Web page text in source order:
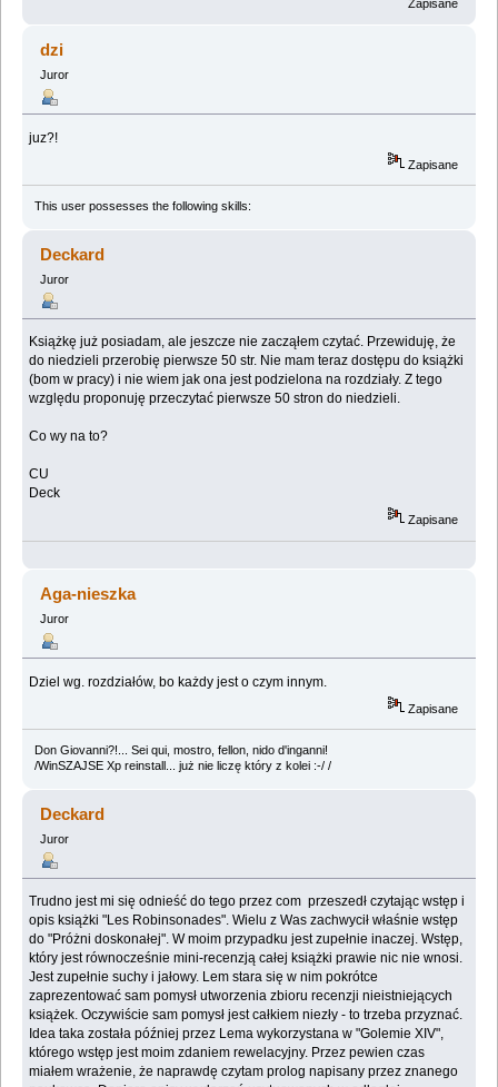
Zapisane
dzi
Juror
juz?!
Zapisane
This user possesses the following skills:
Deckard
Juror
Książkę już posiadam, ale jeszcze nie zacząłem czytać. Przewiduję, że
do niedzieli przerobię pierwsze 50 str. Nie mam teraz dostępu do książki
(bom w pracy) i nie wiem jak ona jest podzielona na rozdziały. Z tego
względu proponuję przeczytać pierwsze 50 stron do niedzieli.
Co wy na to?
CU
Deck
Zapisane
Aga-nieszka
Juror
Dziel wg. rozdziałów, bo każdy jest o czym innym.
Zapisane
Don Giovanni?!... Sei qui, mostro, fellon, nido d'inganni!
/WinSZAJSE Xp reinstall... już nie liczę który z kolei :-/ /
Deckard
Juror
Trudno jest mi się odnieść do tego przez com przeszedł czytając wstęp i
opis książki "Les Robinsonades". Wielu z Was zachwycił właśnie wstęp
do "Próżni doskonałej". W moim przypadku jest zupełnie inaczej. Wstęp,
który jest równocześnie mini-recenzją całej książki prawie nic nie wnosi.
Jest zupełnie suchy i jałowy. Lem stara się w nim pokrótce
zaprezentować sam pomysł utworzenia zbioru recenzji nieistniejących
książek. Oczywiście sam pomysł jest całkiem niezły - to trzeba przyznać.
Idea taka została później przez Lema wykorzystana w "Golemie XIV",
którego wstęp jest moim zdaniem rewelacyjny. Przez pewien czas
miałem wrażenie, że naprawdę czytam prolog napisany przez znanego